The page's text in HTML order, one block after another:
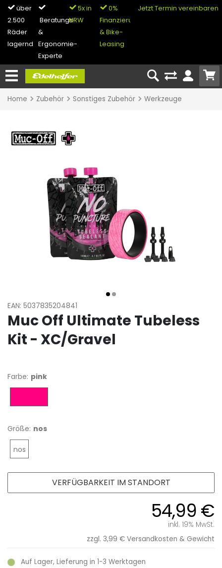
über
2.500
Räder
lagernd
Beratungs-
&
Ergonomie-
Experte
5x in
NRW
0%
Finanzierung
& Bike-
Leasing
Jetzt Termin vereinbaren
Home Zubehör Sonstiges Zubehör Werkzeuge
EAN: 5037835204841
Muc Off Ultimate Tubeless
Kit - XC/Gravel
Farbe: pink
Größe: nos
nos
54,99 €
inkl. 19% MwSt.
zzgl. 3,99 € Versandkosten & Gewicht
Auf Lager, Lieferung in 1-3 Werktagen
VERFÜGBARKEIT IM STANDORT